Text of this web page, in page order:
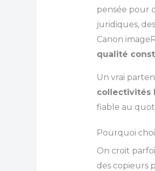
pensée pour
juridiques,
Canon
qualité
Un vrai
collectivités
fiable au
Pourquoi
On croit
des copieurs